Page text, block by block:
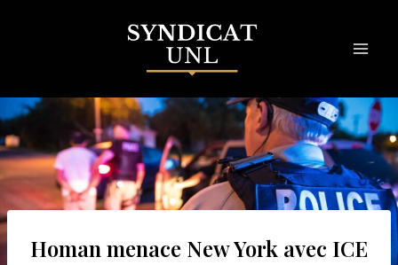
Homan menace New York avec ICE